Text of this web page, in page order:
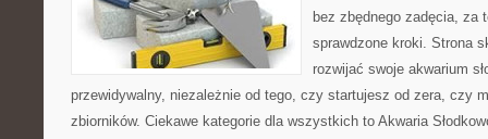
bez zbędnego zadęcia, za
sprawdzone kroki. Strona
rozwijać swoje akwarium
przewidywalny, niezależnie od tego, czy startujesz od zera, czy
zbiorników. Ciekawe kategorie dla wszystkich to Akwaria